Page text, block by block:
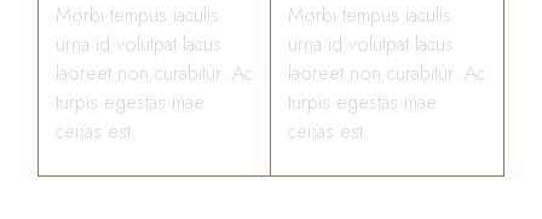
Morbi tempus iaculis
urna id volutpat lacus
laoreet non curabitur. Ac
turpis egestas mae
cenas est
Morbi tempus iaculis
urna id volutpat lacus
laoreet non curabitur. Ac
turpis egestas mae
cenas est